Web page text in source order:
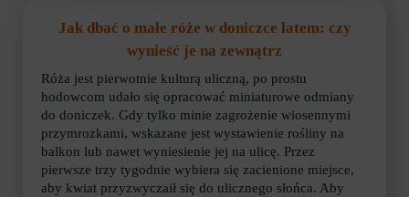
Jak dbać o małe róże w doniczce latem: czy
wynieść je na zewnątrz
Róża jest pierwotnie kulturą uliczną, po prostu
hodowcom udało się opracować miniaturowe odmiany
do doniczek. Gdy tylko minie zagrożenie wiosennymi
przymrozkami, wskazane jest wystawienie rośliny na
balkon lub nawet wyniesienie jej na ulicę. Przez
pierwsze trzy tygodnie wybiera się zacienione miejsce,
aby kwiat przyzwyczaił się do ulicznego słońca. Aby